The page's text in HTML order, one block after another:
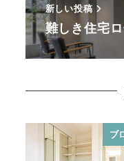
新しい投稿
難しき住宅
ブ